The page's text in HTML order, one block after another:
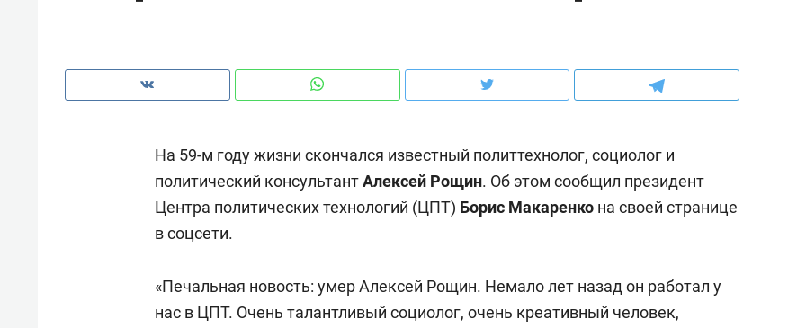
На 59-м году жизни скончался известный политтехнолог, социолог и
политический консультантАлексей Рощин. Об этом сообщил президент
Центра политических технологий (ЦПТ) Борис Макаренко на своей странице
в соцсети.
«Печальная новость: умер Алексей Рощин. Немало лет назад он работал у
нас в ЦПТ. Очень талантливый социолог, очень креативный человек,